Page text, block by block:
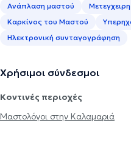
Ανάπλαση μαστού
Καρκίνος του Μαστού
Ηλεκτρονική συνταγογράφηση
Χρήσιμοι σύνδεσμοι
Κοντινές περιοχές
Μαστολόγοι στην Καλαμαριά